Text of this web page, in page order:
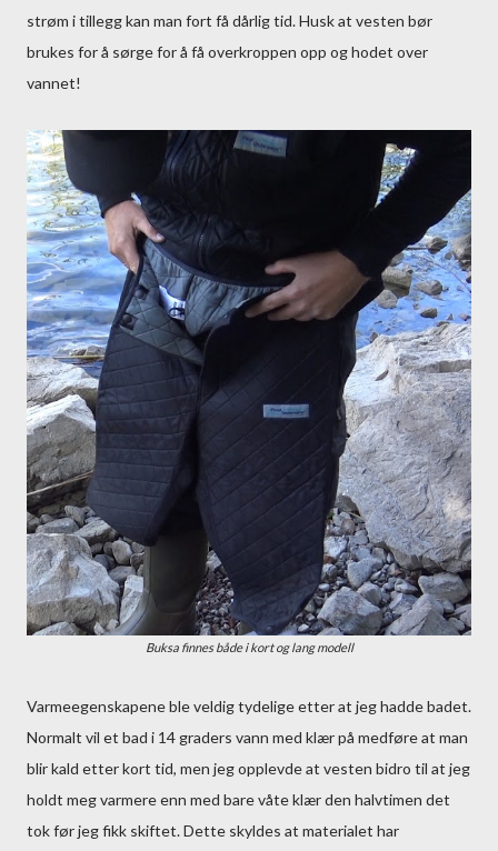
strøm i tillegg kan man fort få dårlig tid. Husk at vesten bør
brukes for å sørge for å få overkroppen opp og hodet over
vannet!
Buksa finnes både i kort og lang modell
Varmeegenskapene ble veldig tydelige etter at jeg hadde badet.
Normalt vil et bad i 14 graders vann med klær på medføre at man
blir kald etter kort tid, men jeg opplevde at vesten bidro til at jeg
holdt meg varmere enn med bare våte klær den halvtimen det
tok før jeg fikk skiftet. Dette skyldes at materialet har